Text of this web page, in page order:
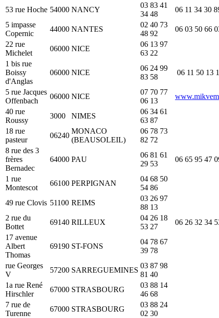
53 rue Hoche 54000 NANCY
03 83 41
34 48
06 11 34 30
5 impasse
Copernic
44000 NANTES
02 40 73
48 92
06 03 50 66
22 rue
Michelet
06000 NICE
06 13 97
63 22
1 bis rue
Boissy
d'Anglas
06000 NICE
06 24 99
83 58
06 11 50 13
5 rue Jacques
Offenbach
06000 NICE
07 70 77
06 13
40 rue
Roussy
3000 NIMES
06 34 61
63 87
18 rue
pasteur
06240
MONACO
(BEAUSOLEIL)
06 78 73
82 72
8 rue des 3
frères
Bernadec
64000 PAU
06 81 61
29 53
06 65 95 47
1 rue
Montescot
66100 PERPIGNAN
04 68 50
54 86
49 rue Clovis 51100 REIMS
03 26 97
88 13
2 rue du
Bottet
69140 RILLEUX
04 26 18
53 27
06 26 32 34
17 avenue
Albert
Thomas
69190 ST-FONS
04 78 67
39 78
rue Georges
V
57200 SARREGUEMINES
03 87 98
81 40
1a rue René
Hirschler
67000 STRASBOURG
03 88 14
46 68
7 rue de
Turenne
67000 STRASBOURG
03 88 24
02 30